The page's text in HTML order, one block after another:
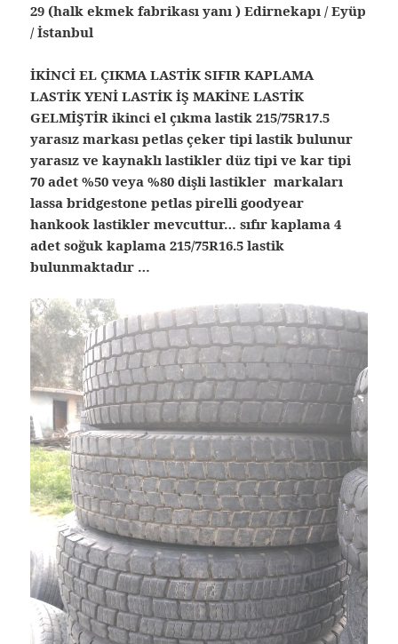
29 (halk ekmek fabrikası yanı ) Edirnekapı / Eyüp
/ İstanbul
İKİNCİ EL ÇIKMA LASTİK SIFIR KAPLAMA
LASTİK YENİ LASTİK İŞ MAKİNE LASTİK
GELMİŞTİR ikinci el çıkma lastik 215/75R17.5
yarasız markası petlas çeker tipi lastik bulunur
yarasız ve kaynaklı lastikler düz tipi ve kar tipi
70 adet %50 veya %80 dişli lastikler markaları
lassa bridgestone petlas pirelli goodyear
hankook lastikler mevcuttur… sıfır kaplama 4
adet soğuk kaplama 215/75R16.5 lastik
bulunmaktadır …